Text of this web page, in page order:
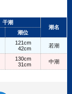
干潮
潮名
潮位
121cm
42cm
若潮
130cm
31cm
中潮